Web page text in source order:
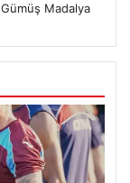
Gümüş Madalya